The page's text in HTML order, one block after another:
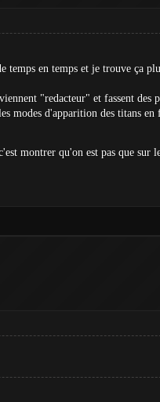
en temps et je trouve ça
"redacteur" et fassent des
modes d'apparition des titans
montrer qu'on est pas que